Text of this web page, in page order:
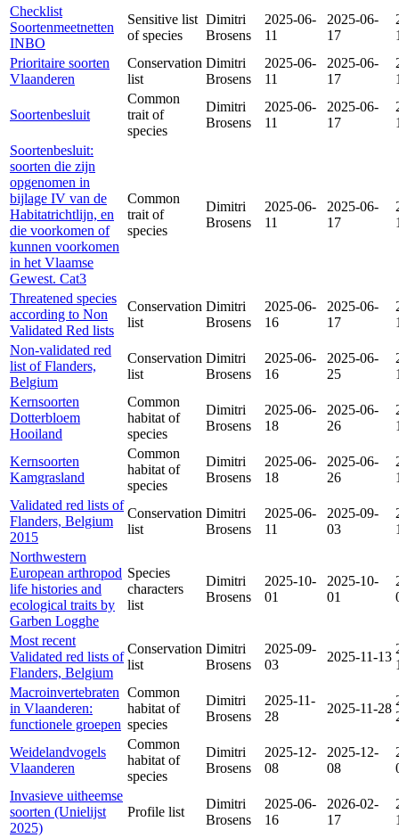
Checklist
Soortenmeetnetten
INBO
Sensitive list
of species
Dimitri
Brosens
2025-06-
11
2025-06-
17
Prioritaire soorten
Vlaanderen
Conservation
list
Dimitri
Brosens
2025-06-
11
2025-06-
17
Soortenbesluit
Common
trait of
species
Dimitri
Brosens
2025-06-
11
2025-06-
17
Soortenbesluit:
soorten die zijn
opgenomen in
bijlage IV van de
Habitatrichtlijn, en
die voorkomen of
kunnen voorkomen
in het Vlaamse
Gewest. Cat3
Common
trait of
species
Dimitri
Brosens
2025-06-
11
2025-06-
17
Threatened species
according to Non
Validated Red lists
Conservation
list
Dimitri
Brosens
2025-06-
16
2025-06-
17
Non-validated red
list of Flanders,
Belgium
Conservation
list
Dimitri
Brosens
2025-06-
16
2025-06-
25
Kernsoorten
Dotterbloem
Hooiland
Common
habitat of
species
Dimitri
Brosens
2025-06-
18
2025-06-
26
Kernsoorten
Kamgrasland
Common
habitat of
species
Dimitri
Brosens
2025-06-
18
2025-06-
26
Validated red lists of
Flanders, Belgium
2015
Conservation
list
Dimitri
Brosens
2025-06-
11
2025-09-
03
Northwestern
European arthropod
life histories and
ecological traits by
Garben Logghe
Species
characters
list
Dimitri
Brosens
2025-10-
01
2025-10-
01
Most recent
Validated red lists of
Flanders, Belgium
Conservation
list
Dimitri
Brosens
2025-09-
03
2025-11-13
Macroinvertebraten
in Vlaanderen:
functionele groepen
Common
habitat of
species
Dimitri
Brosens
2025-11-
28
2025-11-28
Weidelandvogels
Vlaanderen
Common
habitat of
species
Dimitri
Brosens
2025-12-
08
2025-12-
08
Invasieve uitheemse
soorten (Unielijst
2025)
Profile list
Dimitri
Brosens
2025-06-
16
2026-02-
17